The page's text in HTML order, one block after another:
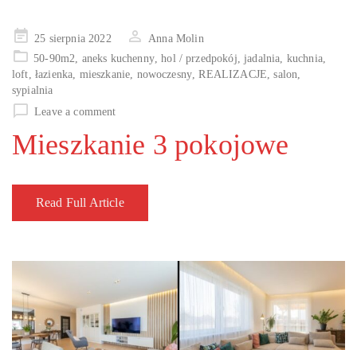
Posted
on
25 sierpnia 2022
Anna Molin
50-90m2, aneks kuchenny,hol / przedpokój,jadalnia, kuchnia,
loft, łazienka, mieszkanie, nowoczesny,REALIZACJE,salon,
sypialnia
Leave a comment
Mieszkanie 3 pokojowe
Read Full Article